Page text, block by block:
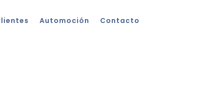
Automoción Contacto